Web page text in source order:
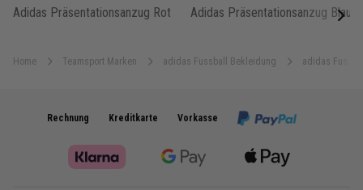
Home Teamsport Marken adidas Fussball Bekleidung adidas
Rechnung Kreditkarte Vorkasse
Adidas Präsentationsanzug Rot
Adidas Präsentationsanzug Blau